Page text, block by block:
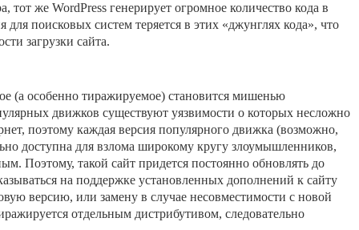
же WordPress генерирует огромное количество кода в
поисковых систем теряется в этих «джунглях кода», что
загрузки сайта.
(а особенно тиражируемое) становится мишенью
движков существуют уязвимости о которых несложно
поэтому каждая версия популярного движка (возможно,
доступна для взлома широкому кругу злоумышленников,
Поэтому, такой сайт придется постоянно обновлять до
на поддержке установленных дополнений к сайту
версию, или замену в случае несовместимости с новой
отдельным дистрибутивом, следовательно